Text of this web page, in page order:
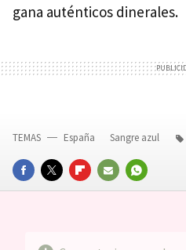
gana auténticos dinerales.
FACEBOOKTWITTERFLIPBOARD
E-
WHATSAPP
TEMAS España Sangre azul